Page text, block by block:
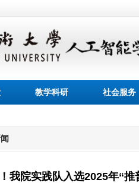
教学科研 社会服务
我院实践队入选2025年“